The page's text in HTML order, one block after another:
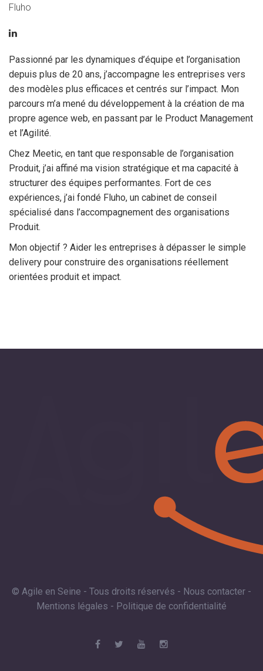
Fluho
Passionné par les dynamiques d’équipe et l’organisation
depuis plus de 20 ans, j’accompagne les entreprises vers
des modèles plus efficaces et centrés sur l’impact. Mon
parcours m’a mené du développement à la création de ma
propre agence web, en passant par le Product Management
et l’Agilité.
Chez Meetic, en tant que responsable de l’organisation
Produit, j’ai affiné ma vision stratégique et ma capacité à
structurer des équipes performantes. Fort de ces
expériences, j’ai fondé Fluho, un cabinet de conseil
spécialisé dans l’accompagnement des organisations
Produit.
Mon objectif ? Aider les entreprises à dépasser le simple
delivery pour construire des organisations réellement
orientées produit et impact.
© Agile en Seine - Tous droits réservés - Nous contacter -
Mentions légales - Politique de confidentialité